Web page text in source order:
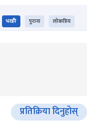
भर्खरै पुराना लोकप्रिय
प्रतिक्रिया दिनुहोस्